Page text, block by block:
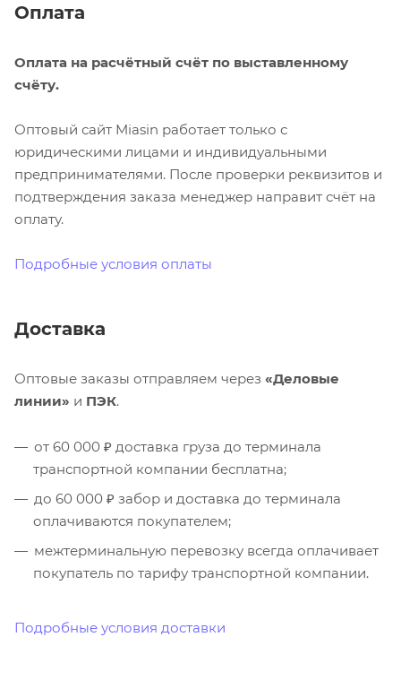
Оплата
Оплата на расчётный счёт по выставленному
счёту.
Оптовый сайт Miasin работает только с
юридическими лицами и индивидуальными
предпринимателями. После проверки реквизитов и
подтверждения заказа менеджер направит счёт на
оплату.
Подробные условия оплаты
Доставка
Оптовые заказы отправляем через «Деловые
линии» и ПЭК.
от 60 000 ₽ доставка груза до терминала
транспортной компании бесплатна;
до 60 000 ₽ забор и доставка до терминала
оплачиваются покупателем;
межтерминальную перевозку всегда оплачивает
покупатель по тарифу транспортной компании.
Подробные условия доставки